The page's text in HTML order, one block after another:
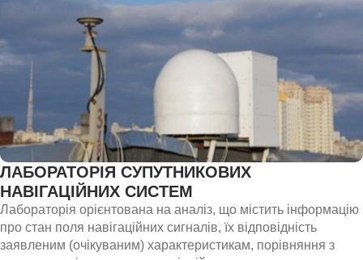
ЛАБОРАТОРІЯ СУПУТНИКОВИХ
НАВІГАЦІЙНИХ СИСТЕМ
Лабораторія орієнтована на аналіз, що містить інформацію
про стан поля навігаційних сигналів, їх відповідність
заявленим (очікуваним) характеристикам, порівняння з